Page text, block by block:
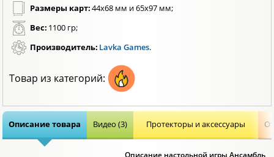
Размеры карт:44х68 мм и 65х97 мм;
Вес: 1100 гр;
Производитель: Lavka Games.
Товар из категорий:
Описание товара Видео (3) Протекторы и аксессуары
Описание настольной игры Ансамбль